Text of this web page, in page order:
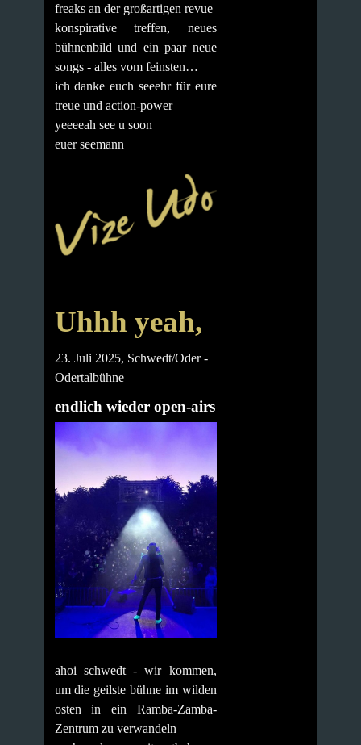
freaks an der großartigen revue
konspirative treffen, neues
bühnenbild und ein paar neue
songs - alles vom feinsten…
ich danke euch seeehr für eure
treue und action-power
yeeeeah see u soon
euer seemann
Uhhh yeah,
23. Juli 2025, Schwedt/Oder -
Odertalbühne
endlich wieder open-airs
ahoi schwedt - wir kommen,
um die geilste bühne im wilden
osten in ein Ramba-Zamba-
Zentrum zu verwandeln